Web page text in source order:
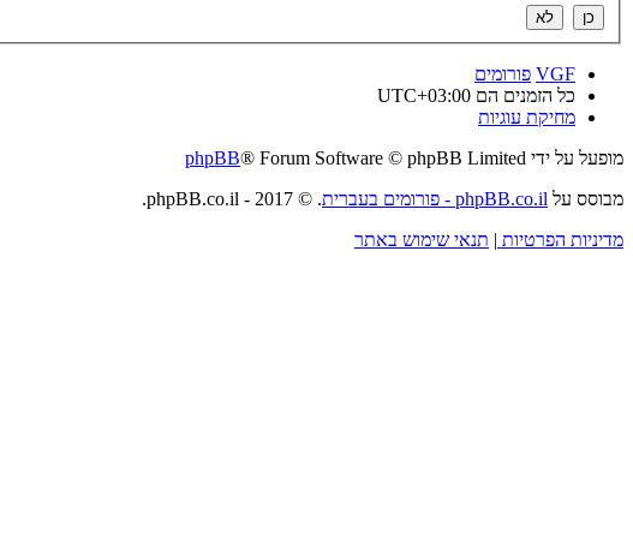
VGF פורומים
כל הזמנים הם UTC+03:00
מחיקת עוגיות
מופעל על ידי
phpBB® Forum Software © phpBB Limited
מבוסס על phpBB.co.il - פורומים בעברית
. © 2017 - phpBB.co.il.
מדיניות הפרטיות | תנאי שימוש באתר